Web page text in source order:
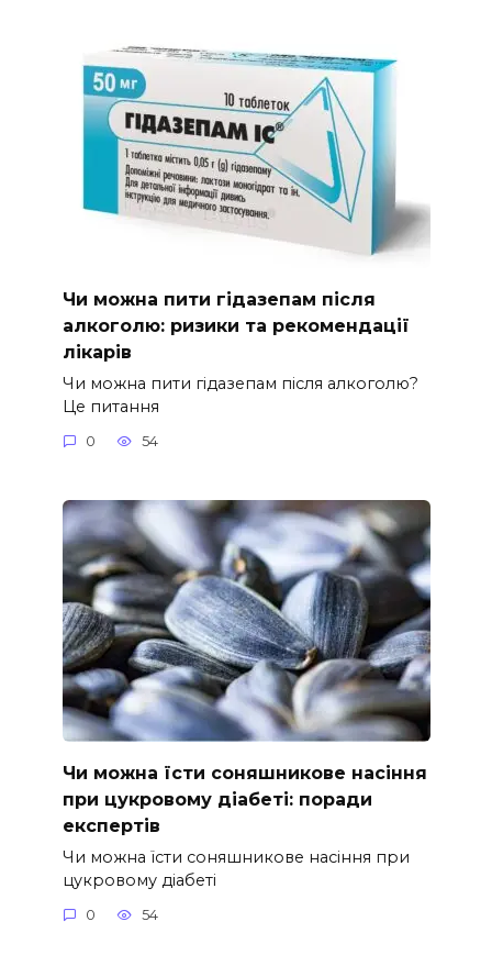
Чи можна пити гідазепам після
алкоголю: ризики та рекомендації
лікарів
Чи можна пити гідазепам після алкоголю?
Це питання
0 54
Чи можна їсти соняшникове насіння
при цукровому діабеті: поради
експертів
Чи можна їсти соняшникове насіння при
цукровому діабеті
0 54